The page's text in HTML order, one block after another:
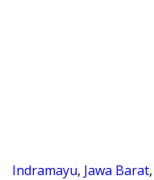
Indramayu, Jawa Barat,